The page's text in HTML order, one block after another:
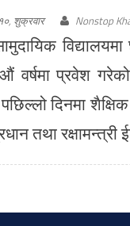
शुक्रवार Nonstop
वर्षमा प्रवेश
दिनमा
तथा